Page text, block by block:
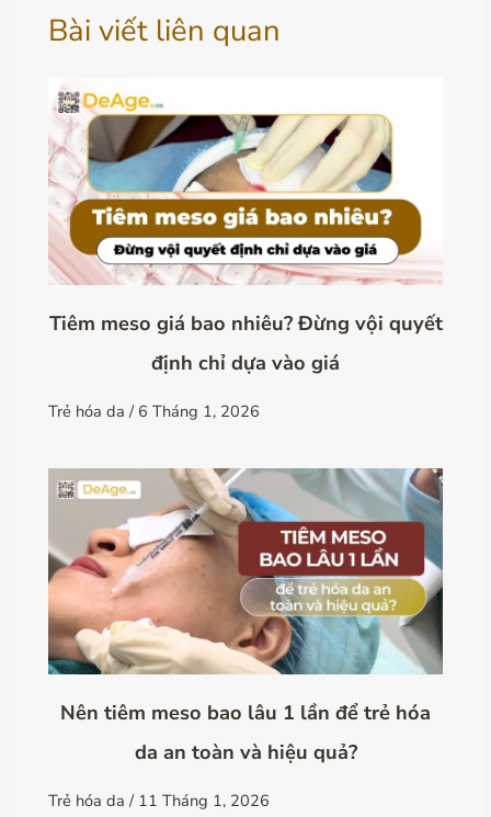
Bài viết liên quan
Tiêm meso giá bao nhiêu? Đừng vội quyết
định chỉ dựa vào giá
Trẻ hóa da / 6 Tháng 1, 2026
Nên tiêm meso bao lâu 1 lần để trẻ hóa
da an toàn và hiệu quả?
Trẻ hóa da / 11 Tháng 1, 2026